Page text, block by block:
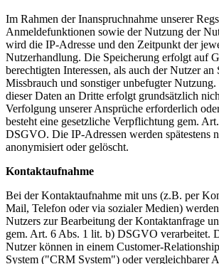
Im Rahmen der Inanspruchnahme unserer
Anmeldefunktionen sowie der Nutzung der
wird die IP-Adresse und den Zeitpunkt der
Nutzerhandlung. Die Speicherung erfolgt auf
berechtigten Interessen, als auch der Nutzer an
Missbrauch und sonstiger unbefugter
dieser Daten an Dritte erfolgt grundsätzlich
Verfolgung unserer Ansprüche erforderlich
besteht eine gesetzliche Verpflichtung gem.
DSGVO. Die IP-Adressen werden spätestens
anonymisiert oder gelöscht.
Kontaktaufnahme
Bei der Kontaktaufnahme mit uns (z.B. per
Mail, Telefon oder via sozialer Medien)
Nutzers zur Bearbeitung der Kontaktanfrage
gem. Art. 6 Abs. 1 lit. b) DSGVO verarbeitet.
Nutzer können in einem Customer-
System ("CRM System") oder vergleichbarer